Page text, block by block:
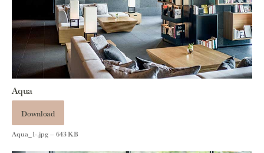
Aqua
Download
Aqua_1-.jpg – 643 KB